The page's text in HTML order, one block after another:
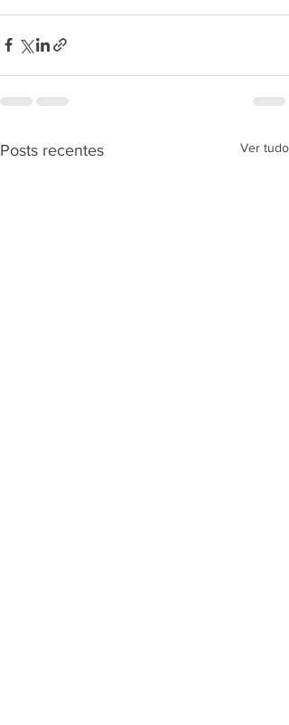
Posts recentes Ver tudo